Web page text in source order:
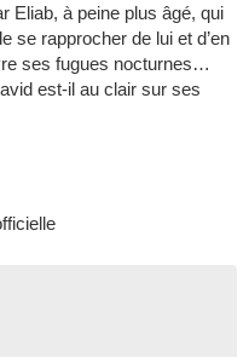
Eliab, à peine plus âgé, qui
se rapprocher de lui et d’en
ses fugues nocturnes…
est-il au clair sur ses